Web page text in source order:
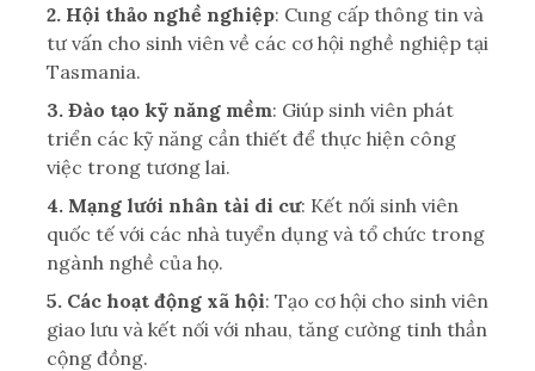
2. Hội thảo nghề nghiệp: Cung cấp thông tin và
tư vấn cho sinh viên về các cơ hội nghề nghiệp tại
Tasmania.
3. Đào tạo kỹ năng mềm: Giúp sinh viên phát
triển các kỹ năng cần thiết để thực hiện công
việc trong tương lai.
4. Mạng lưới nhân tài di cư: Kết nối sinh viên
quốc tế với các nhà tuyển dụng và tổ chức trong
ngành nghề của họ.
5. Các hoạt động xã hội: Tạo cơ hội cho sinh viên
giao lưu và kết nối với nhau, tăng cường tinh thần
cộng đồng.